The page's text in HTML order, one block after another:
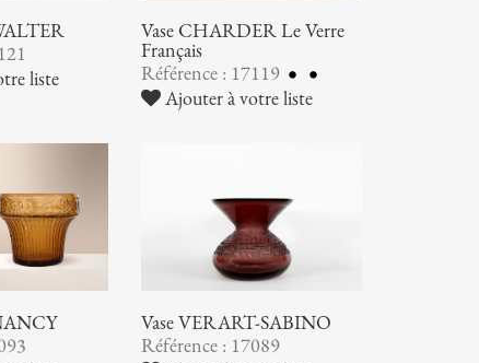
liste
Vase CHARDER Le Verre
Français
Référence : 17119
Ajouter à votre liste
Vase VERART-SABINO
Référence : 17089